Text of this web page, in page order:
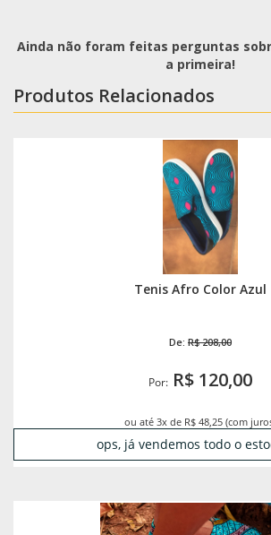
Ainda não foram feitas perguntas
a primeira!
Produtos Relacionados
Tenis Afro Color Azul
De: R$ 208,00
Por: R$ 120,00
ou até 3x de R$ 48,25 (com
ops, já vendemos todo o